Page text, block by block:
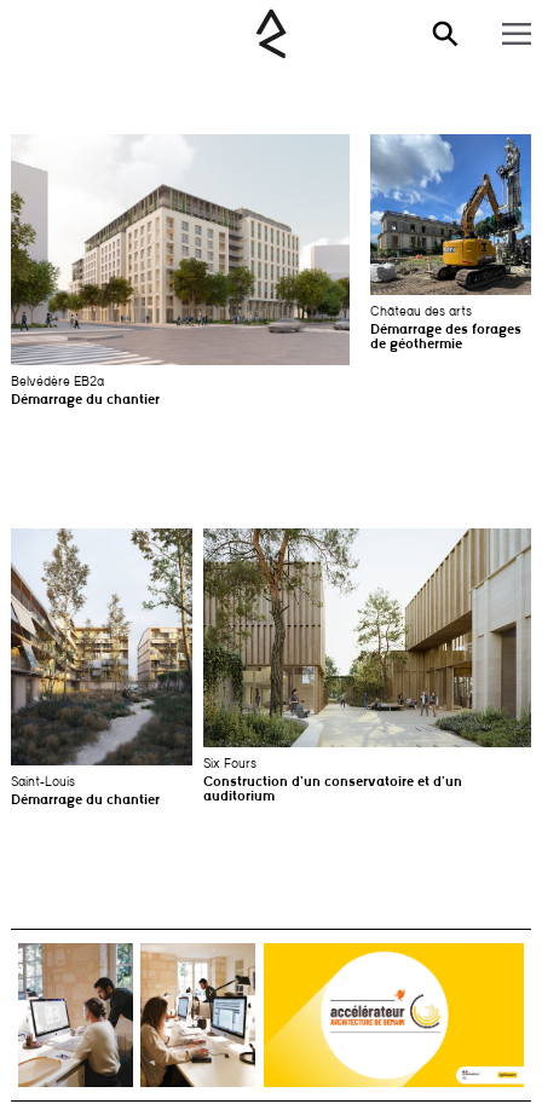
Belvédère EB2a
Démarrage du chantier
Château des arts
Démarrage des forages
de géothermie
Saint-Louis
Démarrage du chantier
Six Fours
Construction d’un conservatoire et d’un
auditorium